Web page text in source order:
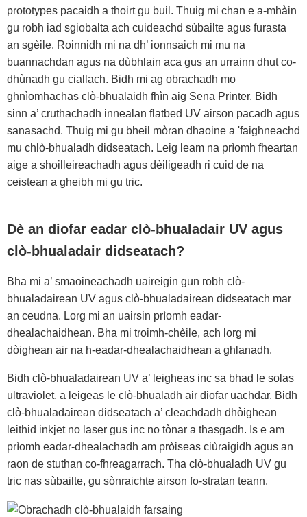
prototypes pacaidh a thoirt gu buil. Thuig mi chan e a-mhàin
gu robh iad sgiobalta ach cuideachd sùbailte agus furasta
an sgèile. Roinnidh mi na dh’ ionnsaich mi mu na
buannachdan agus na dùbhlain aca gus an urrainn dhut co-
dhùnadh gu ciallach. Bidh mi ag obrachadh mo
ghnìomhachas clò-bhualaidh fhìn aig Sena Printer. Bidh
sinn a’ cruthachadh innealan flatbed UV airson pacadh agus
sanasachd. Thuig mi gu bheil mòran dhaoine a 'faighneachd
mu chlò-bhualadh didseatach. Leig leam na prìomh fheartan
aige a shoilleireachadh agus dèiligeadh ri cuid de na
ceistean a gheibh mi gu tric.
Dè an diofar eadar clò-bhualadair UV agus
clò-bhualadair didseatach?
Bha mi a’ smaoineachadh uaireigin gun robh clò-
bhualadairean UV agus clò-bhualadairean didseatach mar
an ceudna. Lorg mi an uairsin prìomh eadar-
dhealachaidhean. Bha mi troimh-chèile, ach lorg mi
dòighean air na h-eadar-dhealachaidhean a ghlanadh.
Bidh clò-bhualadairean UV a’ leigheas inc sa bhad le solas
ultraviolet, a leigeas le clò-bhualadh air diofar uachdar. Bidh
clò-bhualadairean didseatach a’ cleachdadh dhòighean
leithid inkjet no laser gus inc no tònar a thasgadh. Is e am
prìomh eadar-dhealachadh am pròiseas ciùraigidh agus an
raon de stuthan co-fhreagarrach. Tha clò-bhualadh UV gu
tric nas sùbailte, gu sònraichte airson fo-stratan teann.